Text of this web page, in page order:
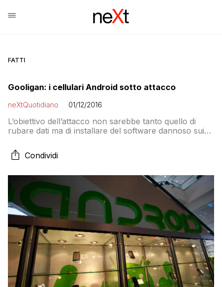
FATTI
Gooligan: i cellulari Android sotto attacco
neXtQuotidiano 01/12/2016
L’obiettivo dell’attacco non sarebbe tanto quello di
rubare dati ma di installare del software dannoso sui
parte di uno schema pubblicitario fraudolento.
Riguarda principalmente Android 4 (Jelly Bean, KitKat)
9% degli attacchi è in Europa
Condividi